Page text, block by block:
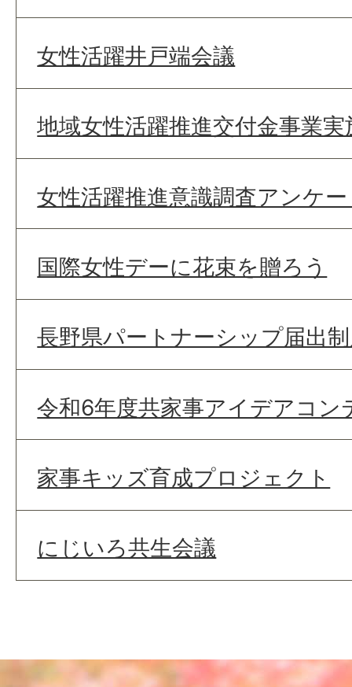
女性活躍井戸端会議
地域女性活躍推進交付金事業実
女性活躍推進意識調査アンケ
国際女性デーに花束を贈ろう
長野県パートナーシップ届出
令和6年度共家事アイデアコン
家事キッズ育成プロジェクト
にじいろ共生会議